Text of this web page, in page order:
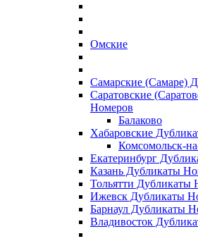
Омские
Самарские (Самаре)
Саратовские
Номеров
Балаково
Хабаровские
Комсомольск-
Екатеринбург
Казань Дубликаты
Тольятти Дубликаты
Ижевск Дубликаты
Барнаул Дубликаты
Владивосток